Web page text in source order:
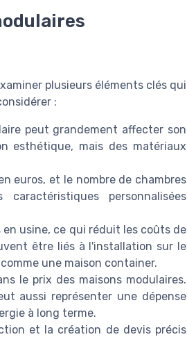
plusieurs éléments clés qui
:
peut grandement affecter son
esthétique, mais des matériaux
euros, et le nombre de chambres
personnalisées
usine, ce qui réduit les coûts de
être liés à l'installation sur le
une maison container.
le prix des maisons modulaires.
aussi représenter une dépense
à long terme.
et la création de devis précis